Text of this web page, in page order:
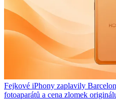
Fejkové iPhony zaplavily
fotoaparátů a cena zlomek